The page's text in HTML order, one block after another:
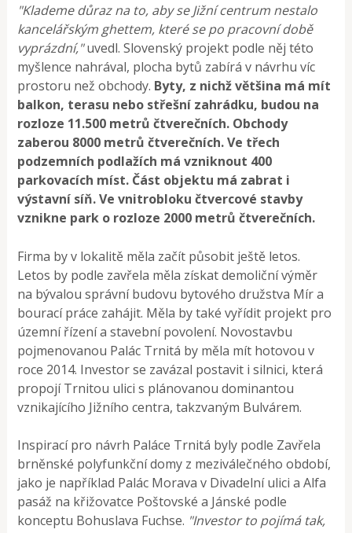
"Klademe důraz na to, aby se Jižní centrum nestalo
kancelářským ghettem, které se po pracovní době
vyprázdní,"uvedl. Slovenský projekt podle něj této
myšlence nahrával, plocha bytů zabírá v návrhu víc
prostoru než obchody. Byty, z nichž většina má mít
balkon, terasu nebo střešní zahrádku, budou na
rozloze 11.500 metrů čtverečních. Obchody
zaberou 8000 metrů čtverečních. Ve třech
podzemních podlažích má vzniknout 400
parkovacích míst. Část objektu má zabrat i
výstavní síň. Ve vnitrobloku čtvercové stavby
vznikne park o rozloze 2000 metrů čtverečních.
Firma by v lokalitě měla začít působit ještě letos.
Letos by podle zavřela měla získat demoliční výměr
na bývalou správní budovu bytového družstva Mír a
bourací práce zahájit. Měla by také vyřídit projekt pro
územní řízení a stavební povolení. Novostavbu
pojmenovanou Palác Trnitá by měla mít hotovou v
roce 2014. Investor se zavázal postavit i silnici, která
propojí Trnitou ulici s plánovanou dominantou
vznikajícího Jižního centra, takzvaným Bulvárem.
Inspirací pro návrh Paláce Trnitá byly podle Zavřela
brněnské polyfunkční domy z meziválečného období,
jako je například Palác Morava v Divadelní ulici a Alfa
pasáž na křižovatce Poštovské a Jánské podle
konceptu Bohuslava Fuchse. "Investor to pojímá tak,